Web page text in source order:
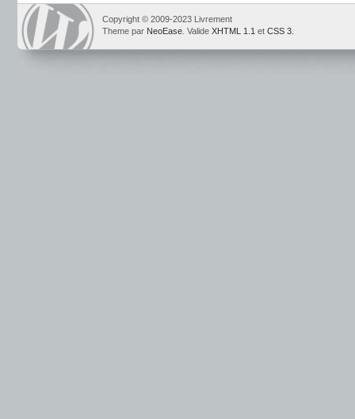
Copyright © 2009-2023 Livrement
Theme par NeoEase . Valide XHTML 1.1 et CSS 3